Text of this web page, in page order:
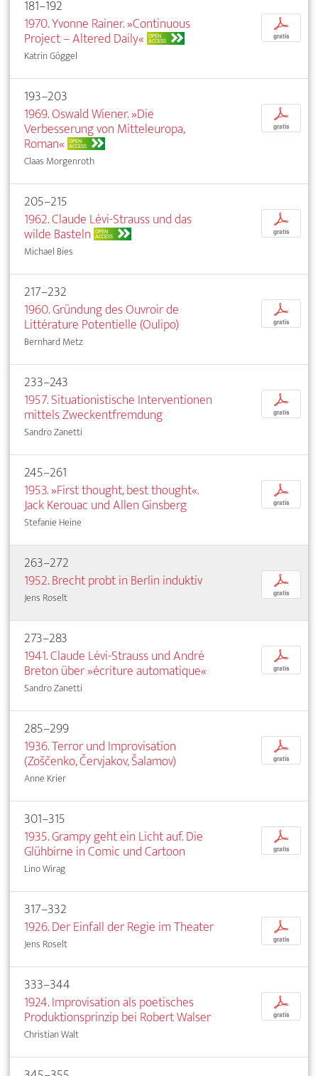
181–192
1970. Yvonne Rainer. »Continuous
Project – Altered Daily« OPEN
ACCESS
Katrin Göggel
p
gratis
193–203
1969. Oswald Wiener. »Die
Verbesserung von Mitteleuropa,
Roman« OPEN
ACCESS
Claas Morgenroth
p
gratis
205–215
1962. Claude Lévi-Strauss und das
wilde Basteln OPEN
ACCESS
Michael Bies
p
gratis
217–232
1960. Gründung des Ouvroir de
Littérature Potentielle (Oulipo)
Bernhard Metz
p
gratis
233–243
1957. Situationistische Interventionen
mittels Zweckentfremdung
Sandro Zanetti
p
gratis
245–261
1953. »First thought, best thought«.
Jack Kerouac und Allen Ginsberg
Stefanie Heine
p
gratis
263–272
1952. Brecht probt in Berlin induktiv
Jens Roselt
p
gratis
273–283
1941. Claude Lévi-Strauss und André
Breton über »écriture automatique«
Sandro Zanetti
p
gratis
285–299
1936. Terror und Improvisation
(Zoščenko, Červjakov, Šalamov)
Anne Krier
p
gratis
301–315
1935. Grampy geht ein Licht auf. Die
Glühbirne in Comic und Cartoon
Lino Wirag
p
gratis
317–332
1926. Der Einfall der Regie im Theater
Jens Roselt
p
gratis
333–344
1924. Improvisation als poetisches
Produktionsprinzip bei Robert Walser
Christian Walt
p
gratis